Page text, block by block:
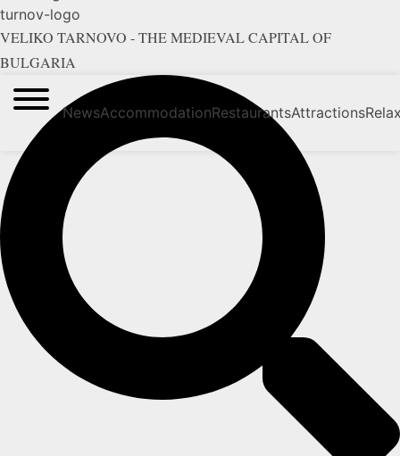
VELIKO TARNOVO - THE MEDIEVAL CAPITAL OF
BULGARIA
NewsAccommodationRestaurantsAttractions